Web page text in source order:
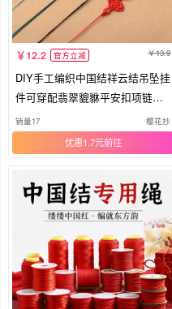
12.2 官方立减 13.9
DIY手工编织中国结祥云结吊坠挂
件可穿配翡翠貔貅平安扣项链绳
子
销量17 樱花抄
优惠1.7元